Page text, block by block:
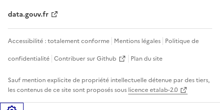
data.gouv.fr
Accessibilité : totalement conforme Mentions légales Politique de
confidentialité Contribuer sur Github Plan du site
Sauf mention explicite de propriété intellectuelle détenue par des tiers,
les contenus de ce site sont proposés sous licence etalab-2.0